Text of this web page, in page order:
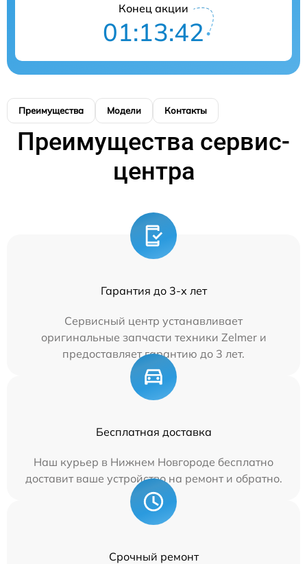
Конец акции
01:13:42
Преимущества Модели Контакты
Преимущества сервис-
центра
Гарантия до 3-х лет
Сервисный центр устанавливает
оригинальные запчасти техники Zelmer и
предоставляет гарантию до 3 лет.
Бесплатная доставка
Наш курьер в Нижнем Новгороде бесплатно
доставит ваше устройство на ремонт и обратно.
Срочный ремонт